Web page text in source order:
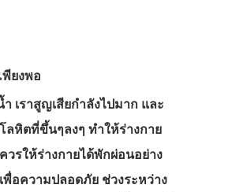
พียงพอ
เราสูญเสียกำลังไปมาก และ
ลหิตที่ขึ้นๆลงๆ ทำให้ร่างกาย
วรให้ร่างกายได้พักผ่อนอย่าง
พื่อความปลอดภัย ช่วงระหว่าง